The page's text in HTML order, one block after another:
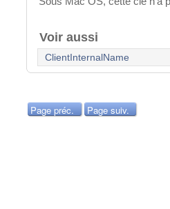
Voir aussi
ClientInternalName
Page préc. Page suiv.